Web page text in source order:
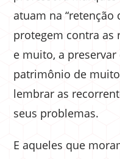
atuam na “retenção
protegem contra as
e muito, a
patrimônio de
lembrar as
seus problemas.
E aqueles que